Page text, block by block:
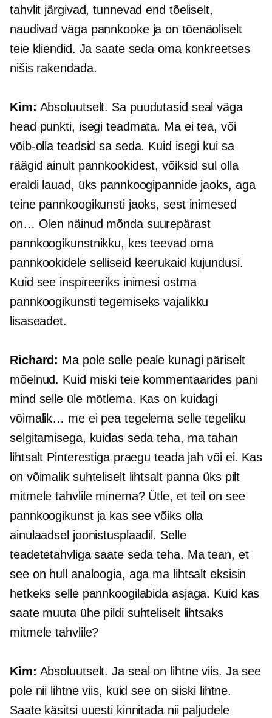
tahvlit järgivad, tunnevad end tõeliselt,
naudivad väga pannkooke ja on tõenäoliselt
teie kliendid. Ja saate seda oma konkreetses
nišis rakendada.
Kim: Absoluutselt. Sa puudutasid seal väga
head punkti, isegi teadmata. Ma ei tea, või
võib-olla teadsid sa seda. Kuid isegi kui sa
räägid ainult pannkookidest, võiksid sul olla
eraldi lauad, üks pannkoogipannide jaoks, aga
teine ​​pannkoogikunsti jaoks, sest inimesed
on… Olen näinud mõnda suurepärast
pannkoogikunstnikku, kes teevad oma
pannkookidele selliseid keerukaid kujundusi.
Kuid see inspireeriks inimesi ostma
pannkoogikunsti tegemiseks vajalikku
lisaseadet.
Richard: Ma pole selle peale kunagi päriselt
mõelnud. Kuid miski teie kommentaarides pani
mind selle üle mõtlema. Kas on kuidagi
võimalik… me ei pea tegelema selle tegeliku
selgitamisega, kuidas seda teha, ma tahan
lihtsalt Pinterestiga praegu teada jah või ei. Kas
on võimalik suhteliselt lihtsalt panna üks pilt
mitmele tahvlile minema? Ütle, et teil on see
pannkoogikunst ja kas see võiks olla
ainulaadsel joonistusplaadil. Selle
teadetetahvliga saate seda teha. Ma tean, et
see on hull analoogia, aga ma lihtsalt eksisin
hetkeks selle pannkoogilabida asjaga. Kuid kas
saate muuta ühe pildi suhteliselt lihtsaks
mitmele tahvlile?
Kim: Absoluutselt. Ja seal on lihtne viis. Ja see
pole nii lihtne viis, kuid see on siiski lihtne.
Saate käsitsi uuesti kinnitada nii paljudele